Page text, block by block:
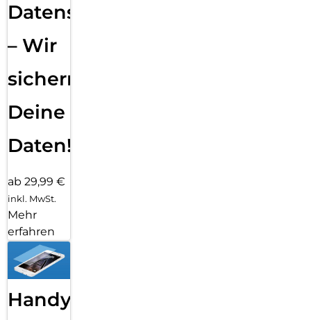
Datensicherung
– Wir
sichern
Deine
Daten!
ab 29,99 €
inkl. MwSt.
Mehr
erfahren
Handy